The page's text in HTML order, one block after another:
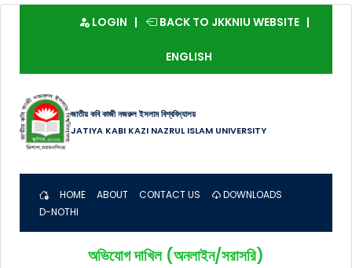
LOGIN BACK TO JKKNIU WEBSITE
ENGLISH
জাতীয় কবি কাজী নজরুল ইসলাম বিশ্ববিদ্যালয়
JATIYA KABI KAZI NAZRUL ISLAM UNIVERSITY
HOME ABOUT CONTACT US
DOWNLOADS
D-NOTHI
অভিযোগ দাখিল (অনলাইন/সরাসরি)